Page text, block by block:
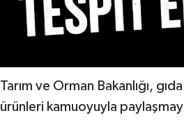
Tarım ve Orman Bakanlığı,
ürünleri kamuoyuyla